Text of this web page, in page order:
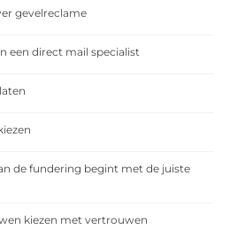
gevelreclame
een direct mail specialist
de fundering begint met de juiste
kiezen met vertrouwen